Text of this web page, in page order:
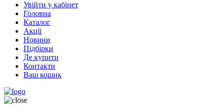
Увійти у кабінет
Головна
Каталог
Акції
Новини
Підбірки
Де купити
Контакти
Ваш кошик